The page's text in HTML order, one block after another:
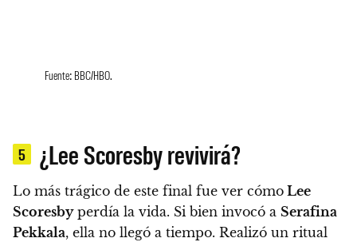
Fuente: BBC/HBO.
5 ¿Lee Scoresby revivirá?
Lo más trágico de este final fue ver cómo Lee
Scoresbyperdía la vida. Si bien invocó a Serafina
Pekkala, ella no llegó a tiempo. Realizó un ritual